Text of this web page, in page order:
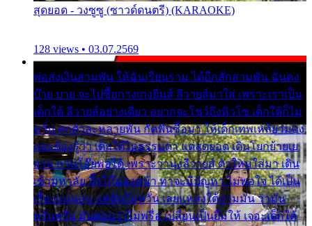
สุดยอด - วงซูซู (ซาวด์ดนตรี) (KARAOKE)
128 views • 03.07.2569
พ่อส่งเงินสามพัน ให้ฉันเรียนราม ได้อีกสักสามพัน ฉันคง
บ๊าย บาย จะไปซื้อกางเกงยีนส์ ลีวายส์มาใส่ เพราะเราเป็น
เด็กใต้ ลีวายส์อย่างเดียว อยากจะโชว์ถึงหิวโซ เด็กใต้ก็ไม่
หวั่น ตกตัวละหลายพัน กัดฟันซื้อมา ให้เด็กเทพเหลียวมอง
และต้องรู้ว่า เด็กใต้ไม่ธรรมดา แต่สุดยอด เดินโยกย้ายเย
ยวน กวนโอ๊ยพอได้ เพราะว่านุ่งลีวายส์ ตัวใหม่ใส่มา เดิน
เข้ามหาลัย จิ๊กโก๊มองหน้า ท่าจะมีปัญหา ไม่พอใจ ได้เป็น
เรื่องแน่นอน แต่ฉันไม่หวั่น เลยแหลงใต้ถามมัน ว่ามัน
พรั่นพรือ มันตอบว่าไม่พรื่อ เปลี่ยนเป็นยิ้มให้ เจอะเด็กใต้